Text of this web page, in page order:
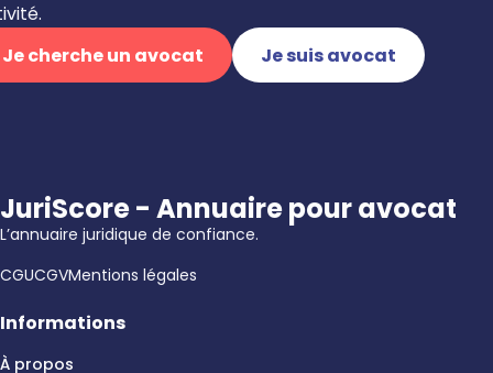
Je cherche un avocat
Je suis avocat
JuriScore - Annuaire pour avocat
L’annuaire juridique de confiance.
CGUCGVMentions légales
Informations
À propos